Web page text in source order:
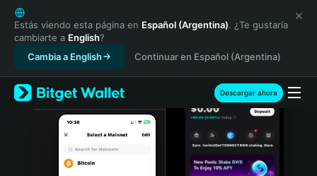
English
日本語
Tiếng Việt
Русский
Español (Latinoamérica)
Türkçe
Italiano
Estás viendo esta página en Español (Argentina). ¿Te gustaría
cambiarte a English?
Cambia a English
Continuar en Español (Argentina)
Descargar ahora